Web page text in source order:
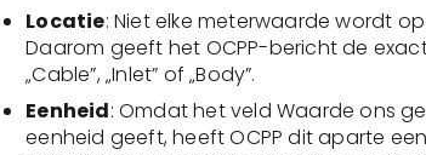
Locatie: Niet elke meterwaarde wordt
Daarom geeft het OCPP-bericht de
„Cable”, „Inlet” of „Body”.
Eenheid: Omdat het veld Waarde ons
eenheid geeft, heeft OCPP dit aparte